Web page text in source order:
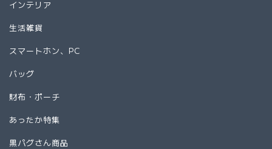
インテリア
生活雑貨
スマートホン、PC
バッグ
財布・ポーチ
あったか特集
黒パグさん商品